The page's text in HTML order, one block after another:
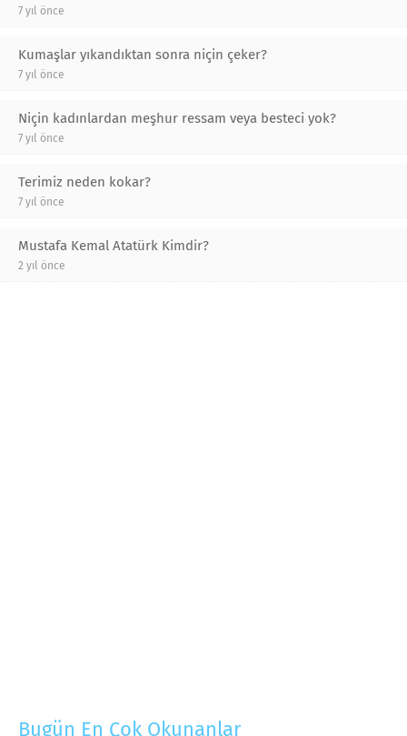
7 yıl önce
Kumaşlar yıkandıktan sonra niçin çeker?
7 yıl önce
Niçin kadınlardan meşhur ressam veya besteci yok?
7 yıl önce
Terimiz neden kokar?
7 yıl önce
Mustafa Kemal Atatürk Kimdir?
2 yıl önce
Bugün En Çok Okunanlar